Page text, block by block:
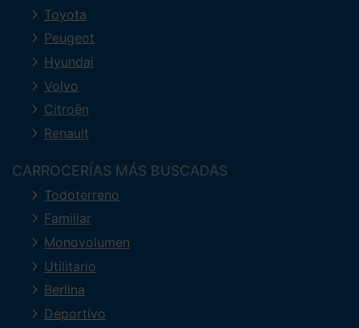
Toyota
Peugeot
Hyundai
Volvo
Citroën
Renault
CARROCERÍAS MÁS BUSCADAS
Todoterreno
Familiar
Monovolumen
Utilitario
Berlina
Deportivo